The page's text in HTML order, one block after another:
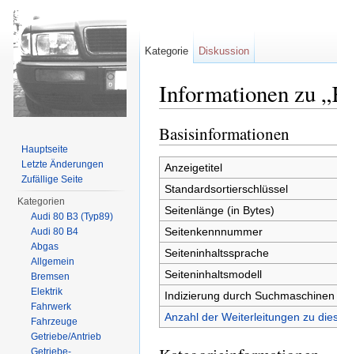
Informationen zu
Basisinformationen
Anzeigetitel
Standardsortierschlüssel
Seitenlänge (in Bytes)
Seitenkennnummer
Seiteninhaltssprache
Seiteninhaltsmodell
Indizierung durch Suchmaschinen
Anzahl der Weiterleitungen zu
Kategorie Diskussion
Hauptseite
Letzte Änderungen
Zufällige Seite
Kategorien
Audi 80 B3 (Typ89)
Audi 80 B4
Abgas
Allgemein
Bremsen
Elektrik
Fahrwerk
Fahrzeuge
Getriebe/Antrieb
Getriebe-